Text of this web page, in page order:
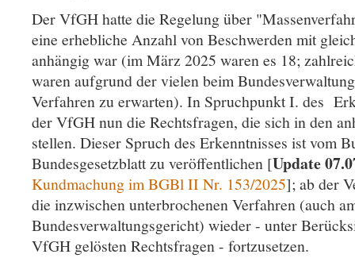
Der VfGH hatte die Regelung über
eine erhebliche Anzahl von Beschwerden mit
anhängig war (im März 2025 waren es 18;
waren aufgrund der vielen beim
Verfahren zu erwarten). In Spruchpunkt I. des
der VfGH nun die Rechtsfragen, die sich in den
stellen. Dieser Spruch des Erkenntnisses ist vom
Bundesgesetzblatt zu veröffentlichen [Update
Kundmachung im BGBl II Nr. 153/2025]; ab der
die inzwischen unterbrochenen Verfahren (auch
Bundesverwaltungsgericht) wieder - unter
VfGH gelösten Rechtsfragen - fortzusetzen.